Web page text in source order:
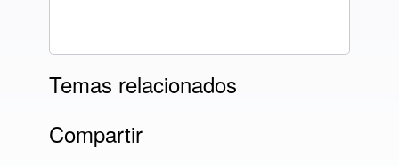
Temas relacionados
Compartir